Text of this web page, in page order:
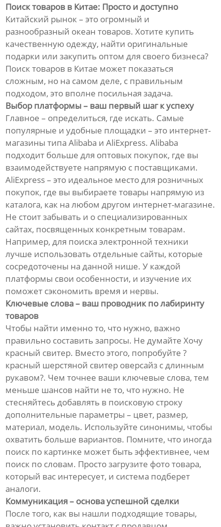
Поиск товаров в Китае: Просто и доступно
Китайский рынок – это огромный и
разнообразный океан товаров. Хотите купить
качественную одежду, найти оригинальные
подарки или закупить оптом для своего бизнеса?
Поиск товаров в Китае может показаться
сложным, но на самом деле, с правильным
подходом, это вполне посильная задача.
Выбор платформы – ваш первый шаг к успеху
Главное – определиться, где искать. Самые
популярные и удобные площадки – это интернет-
магазины типа Alibaba и AliExpress. Alibaba
подходит больше для оптовых покупок, где вы
взаимодействуете напрямую с поставщиками.
AliExpress – это идеальное место для розничных
покупок, где вы выбираете товары напрямую из
каталога, как на любом другом интернет-магазине.
Не стоит забывать и о специализированных
сайтах, посвященных конкретным товарам.
Например, для поиска электронной техники
лучше использовать отдельные сайты, которые
сосредоточены на данной нише. У каждой
платформы свои особенности, и изучение их
поможет сэкономить время и нервы.
Ключевые слова – ваш проводник по лабиринту
товаров
Чтобы найти именно то, что нужно, важно
правильно составить запросы. Не думайте Хочу
красный свитер. Вместо этого, попробуйте ?
красный шерстяной свитер оверсайз с длинным
рукавом?. Чем точнее ваши ключевые слова, тем
меньше шансов найти не то, что нужно. Не
стесняйтесь добавлять в поисковую строку
дополнительные параметры – цвет, размер,
материал, модель. Используйте синонимы, чтобы
охватить больше вариантов. Помните, что иногда
поиск по картинке может быть эффективнее, чем
поиск по словам. Просто загрузите фото товара,
который вас интересует, и система подберет
аналоги.
Коммуникация – основа успешной сделки
После того, как вы нашли подходящие товары,